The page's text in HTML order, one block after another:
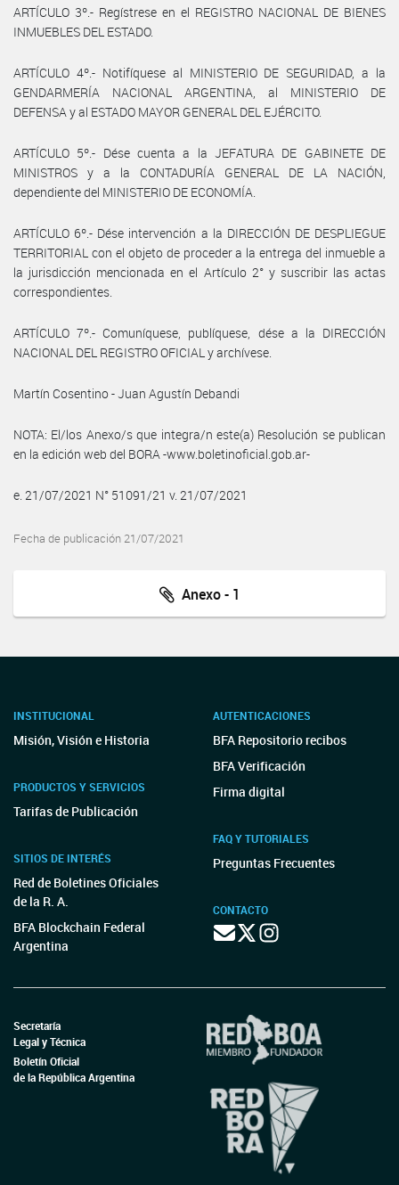
ARTÍCULO 3º.- Regístrese en el REGISTRO NACIONAL DE BIENES
INMUEBLES DEL ESTADO.
ARTÍCULO 4º.- Notifíquese al MINISTERIO DE SEGURIDAD, a la
GENDARMERÍA NACIONAL ARGENTINA, al MINISTERIO DE
DEFENSA y al ESTADO MAYOR GENERAL DEL EJÉRCITO.
ARTÍCULO 5º.- Dése cuenta a la JEFATURA DE GABINETE DE
MINISTROS y a la CONTADURÍA GENERAL DE LA NACIÓN,
dependiente del MINISTERIO DE ECONOMÍA.
ARTÍCULO 6º.- Dése intervención a la DIRECCIÓN DE DESPLIEGUE
TERRITORIAL con el objeto de proceder a la entrega del inmueble a
la jurisdicción mencionada en el Artículo 2° y suscribir las actas
correspondientes.
ARTÍCULO 7º.- Comuníquese, publíquese, dése a la DIRECCIÓN
NACIONAL DEL REGISTRO OFICIAL y archívese.
Martín Cosentino - Juan Agustín Debandi
NOTA: El/los Anexo/s que integra/n este(a) Resolución se publican
en la edición web del BORA -www.boletinoficial.gob.ar-
e. 21/07/2021 N° 51091/21 v. 21/07/2021
Fecha de publicación 21/07/2021
Anexo - 1
INSTITUCIONAL
Misión, Visión e Historia
PRODUCTOS Y SERVICIOS
Tarifas de Publicación
SITIOS DE INTERÉS
Red de Boletines Oficiales
de la R. A.
BFA Blockchain Federal
Argentina
AUTENTICACIONES
BFA Repositorio recibos
BFA Verificación
Firma digital
FAQ Y TUTORIALES
Preguntas Frecuentes
CONTACTO
Secretaría
Legal y Técnica
Boletín Oficial
de la República Argentina